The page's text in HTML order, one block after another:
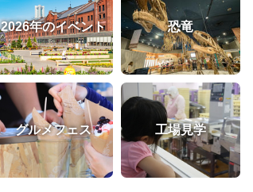
2026年のイベント 恐竜
グルメフェス 工場見学